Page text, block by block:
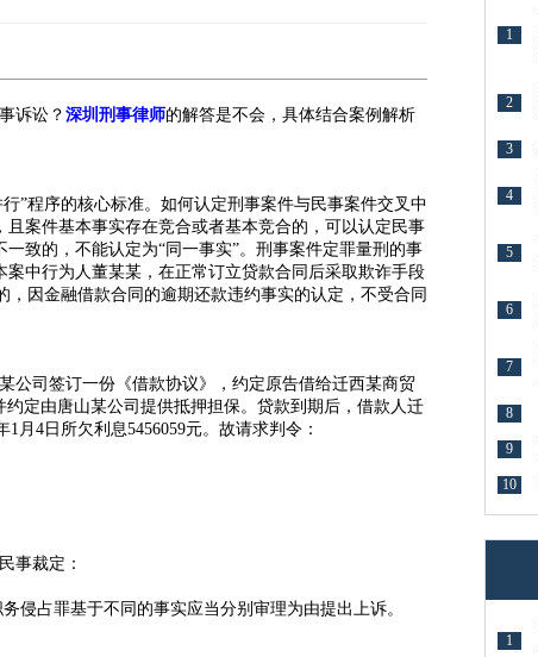
诉讼？深圳刑事律师的解答是不会，具体结合案例解析
”程序的核心标准。如何认定刑事案件与民事案件交叉中
案件基本事实存在竞合或者基本竞合的，可以认定民事
致的，不能认定为“同一事实”。刑事案件定罪量刑的事
中行为人董某某，在正常订立贷款合同后采取欺诈手段
因金融借款合同的逾期还款违约事实的认定，不受合同
公司签订一份《借款协议》，约定原告借给迁西某商贸
定由唐山某公司提供抵押担保。贷款到期后，借款人迁
月4日所欠利息5456059元。故请求判令：
事裁定：
侵占罪基于不同的事实应当分别审理为由提出上诉。
1
2
3
4
5
6
7
8
9
10
1